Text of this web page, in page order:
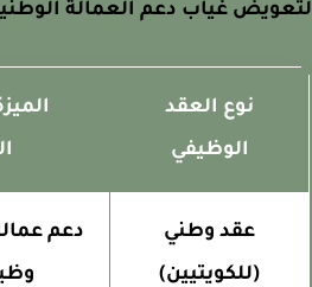
غياب دعم العمالة الوطنية.
نوع العقد
الوظيفي
عقد وطني
(للكويتيين)
دعم